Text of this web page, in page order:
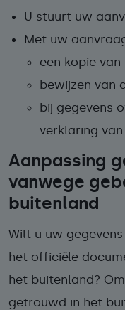
U stuurt uw
Met uw
een kopie
bewijzen van
bij gegevens
verklaring
Aanpassing
vanwege
buitenland
Wilt u uw
het officiële
het buitenland?
getrouwd in het